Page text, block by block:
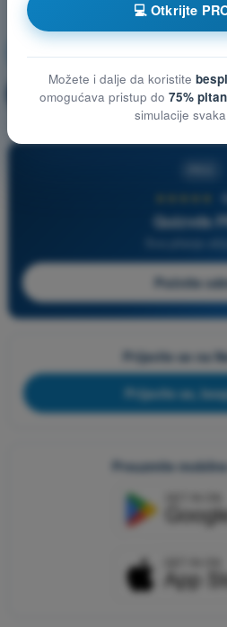
Teorija letenja
🔒 PRO
Quizvds
Počnite
Prijavite se na
Prijavite se,
Preuzmite
💻 Otkrijte
Možete i dalje da koristite
omogućava pristup do 75%
simulacije